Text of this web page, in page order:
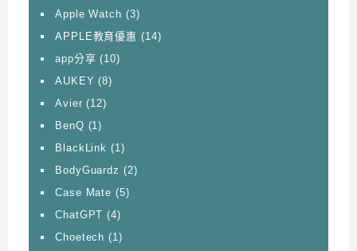
Apple Watch (3)
APPLE教育優惠 (14)
app分享 (10)
AUKEY (8)
Avier (12)
BenQ (1)
BlackLink (1)
BodyGuardz (2)
Case Mate (5)
ChatGPT (4)
Choetech (1)